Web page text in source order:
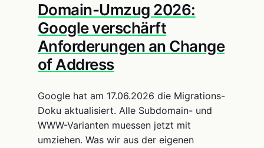
Domain-Umzug 2026:
Google verschärft
Anforderungen an Change
of Address
Google hat am 17.06.2026 die Migrations-
Doku aktualisiert. Alle Subdomain- und
WWW-Varianten muessen jetzt mit
umziehen. Was wir aus der eigenen